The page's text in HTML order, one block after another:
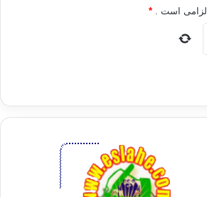
اين است كه از
اهدا كنيد كه پس از شما خواهد زيست. فشارهاي
تأديب شده،
است . *